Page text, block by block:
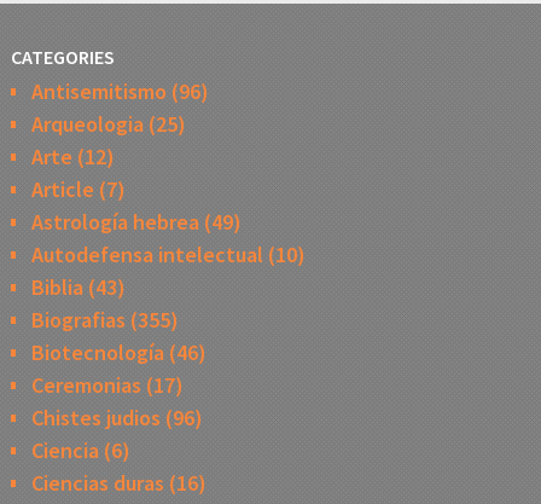
CATEGORIES
Antisemitismo (96)
Arqueologia(25)
Arte (12)
Article (7)
Astrología hebrea(49)
Autodefensa intelectual (10)
Biblia(43)
Biografias (355)
Biotecnología(46)
Ceremonias (17)
Chistes judios (96)
Ciencia(6)
Ciencias duras (16)